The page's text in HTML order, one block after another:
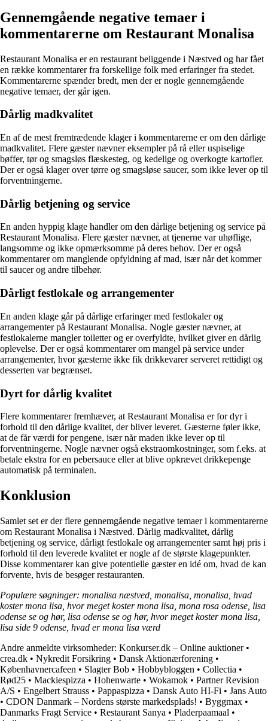
Gennemgående negative temaer i
kommentarerne om Restaurant Monalisa
Restaurant Monalisa er en restaurant beliggende i Næstved og har fået
en række kommentarer fra forskellige folk med erfaringer fra stedet.
Kommentarerne spænder bredt, men der er nogle gennemgående
negative temaer, der går igen.
Dårlig madkvalitet
En af de mest fremtrædende klager i kommentarerne er om den dårlige
madkvalitet. Flere gæster nævner eksempler på rå eller uspiselige
bøffer, tør og smagsløs flæskesteg, og kedelige og overkogte kartofler.
Der er også klager over tørre og smagsløse saucer, som ikke lever op til
forventningerne.
Dårlig betjening og service
En anden hyppig klage handler om den dårlige betjening og service på
Restaurant Monalisa. Flere gæster nævner, at tjenerne var uhøflige,
langsomme og ikke opmærksomme på deres behov. Der er også
kommentarer om manglende opfyldning af mad, især når det kommer
til saucer og andre tilbehør.
Dårligt festlokale og arrangementer
En anden klage går på dårlige erfaringer med festlokaler og
arrangementer på Restaurant Monalisa. Nogle gæster nævner, at
festlokalerne mangler toiletter og er overfyldte, hvilket giver en dårlig
oplevelse. Der er også kommentarer om mangel på service under
arrangementer, hvor gæsterne ikke fik drikkevarer serveret rettidigt og
desserten var begrænset.
Dyrt for dårlig kvalitet
Flere kommentarer fremhæver, at Restaurant Monalisa er for dyr i
forhold til den dårlige kvalitet, der bliver leveret. Gæsterne føler ikke,
at de får værdi for pengene, især når maden ikke lever op til
forventningerne. Nogle nævner også ekstraomkostninger, som f.eks. at
betale ekstra for en pebersauce eller at blive opkrævet drikkepenge
automatisk på terminalen.
Konklusion
Samlet set er der flere gennemgående negative temaer i kommentarerne
om Restaurant Monalisa i Næstved. Dårlig madkvalitet, dårlig
betjening og service, dårligt festlokale og arrangementer samt høj pris i
forhold til den leverede kvalitet er nogle af de største klagepunkter.
Disse kommentarer kan give potentielle gæster en idé om, hvad de kan
forvente, hvis de besøger restauranten.
Populære søgninger: monalisa næstved, monalisa, monalisa, hvad
koster mona lisa, hvor meget koster mona lisa, mona rosa odense, lisa
odense se og hør, lisa odense se og hør, hvor meget koster mona lisa,
lisa side 9 odense, hvad er mona lisa værd
Andre anmeldte virksomheder: Konkurser.dk – Online auktioner•
crea.dk • Nykredit Forsikring • Dansk Aktionærforening •
Københavnercafeen • Slagter Bob • Hobbybloggen • Collectia •
Rød25 • Mackiespizza • Hohenwarte • Wokamok • Partner Revision
A/S • Engelbert Strauss • Pappaspizza • Dansk Auto HI-Fi • Jans Auto
• CDON Danmark – Nordens største markedsplads! • Byggmax •
Danmarks Fragt Service • Restaurant Sanya • Pladerpaamaal •